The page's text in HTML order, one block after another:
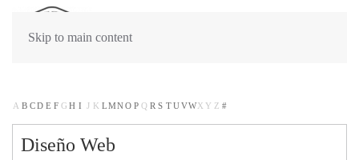
Skip to main content
A B C D E F G H I J K LMNO P Q R S T UVWX Y Z #
Diseño Web